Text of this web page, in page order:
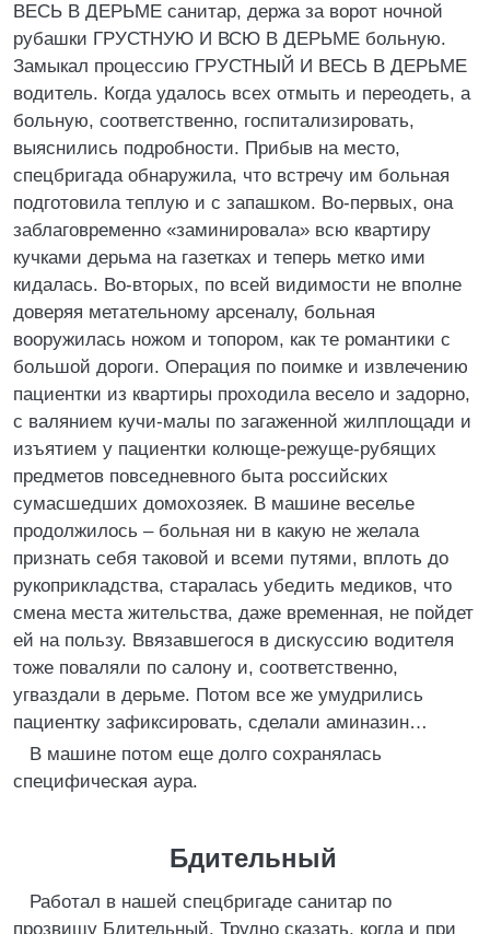
ВЕСЬ В ДЕРЬМЕ санитар, держа за ворот ночной
рубашки ГРУСТНУЮ И ВСЮ В ДЕРЬМЕ больную.
Замыкал процессию ГРУСТНЫЙ И ВЕСЬ В ДЕРЬМЕ
водитель. Когда удалось всех отмыть и переодеть, а
больную, соответственно, госпитализировать,
выяснились подробности. Прибыв на место,
спецбригада обнаружила, что встречу им больная
подготовила теплую и с запашком. Во-первых, она
заблаговременно «заминировала» всю квартиру
кучками дерьма на газетках и теперь метко ими
кидалась. Во-вторых, по всей видимости не вполне
доверяя метательному арсеналу, больная
вооружилась ножом и топором, как те романтики с
большой дороги. Операция по поимке и извлечению
пациентки из квартиры проходила весело и задорно,
с валянием кучи-малы по загаженной жилплощади и
изъятием у пациентки колюще-режуще-рубящих
предметов повседневного быта российских
сумасшедших домохозяек. В машине веселье
продолжилось – больная ни в какую не желала
признать себя таковой и всеми путями, вплоть до
рукоприкладства, старалась убедить медиков, что
смена места жительства, даже временная, не пойдет
ей на пользу. Ввязавшегося в дискуссию водителя
тоже поваляли по салону и, соответственно,
угваздали в дерьме. Потом все же умудрились
пациентку зафиксировать, сделали аминазин…
В машине потом еще долго сохранялась
специфическая аура.
Бдительный
Работал в нашей спецбригаде санитар по
прозвищу Бдительный. Трудно сказать, когда и при